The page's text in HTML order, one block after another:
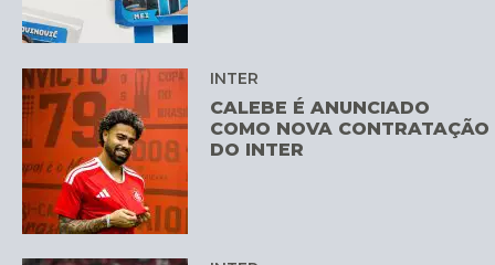
INTER
CALEBE É ANUNCIADO
COMO NOVA CONTRATAÇÃO
DO INTER